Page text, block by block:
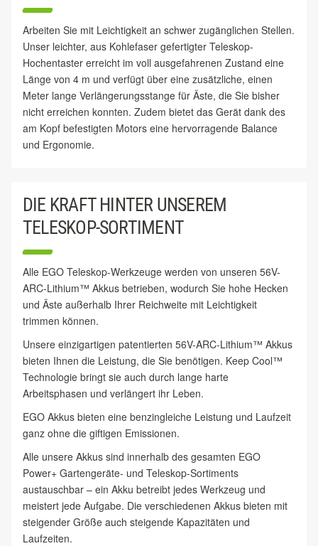
Arbeiten Sie mit Leichtigkeit an schwer zugänglichen Stellen.
Unser leichter, aus Kohlefaser gefertigter Teleskop-
Hochentaster erreicht im voll ausgefahrenen Zustand eine
Länge von 4 m und verfügt über eine zusätzliche, einen
Meter lange Verlängerungsstange für Äste, die Sie bisher
nicht erreichen konnten. Zudem bietet das Gerät dank des
am Kopf befestigten Motors eine hervorragende Balance
und Ergonomie.
DIE KRAFT HINTER UNSEREM
TELESKOP-SORTIMENT
Alle EGO Teleskop-Werkzeuge werden von unseren 56V-
ARC-Lithium™ Akkus betrieben, wodurch Sie hohe Hecken
und Äste außerhalb Ihrer Reichweite mit Leichtigkeit
trimmen können.
Unsere einzigartigen patentierten 56V-ARC-Lithium™ Akkus
bieten Ihnen die Leistung, die Sie benötigen. Keep Cool™
Technologie bringt sie auch durch lange harte
Arbeitsphasen und verlängert ihr Leben.
EGO Akkus bieten eine benzingleiche Leistung und Laufzeit
ganz ohne die giftigen Emissionen.
Alle unsere Akkus sind innerhalb des gesamten EGO
Power+ Gartengeräte- und Teleskop-Sortiments
austauschbar – ein Akku betreibt jedes Werkzeug und
meistert jede Aufgabe. Die verschiedenen Akkus bieten mit
steigender Größe auch steigende Kapazitäten und
Laufzeiten.